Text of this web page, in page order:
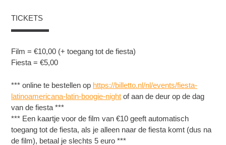
TICKETS
▬▬▬▬▬
Film = €10,00 (+ toegang tot de fiesta)
Fiesta = €5,00
*** online te bestellen op https://billetto.nl/nl/events/fiesta-
latinoamericana-latin-boogie-night of aan de deur op de dag
van de fiesta ***
*** Een kaartje voor de film van €10 geeft automatisch
toegang tot de fiesta, als je alleen naar de fiesta komt (dus na
de film), betaal je slechts 5 euro ***